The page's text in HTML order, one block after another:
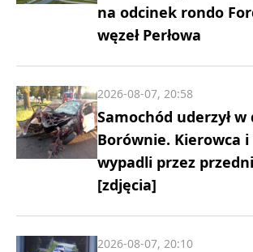
na odcinek rondo
węzeł Perłowa
Samochód uderzył
Borównie. Kierowca
wypadli przez
[zdjęcia]
2026-08-07, 20:58
2026-08-07, 20:10